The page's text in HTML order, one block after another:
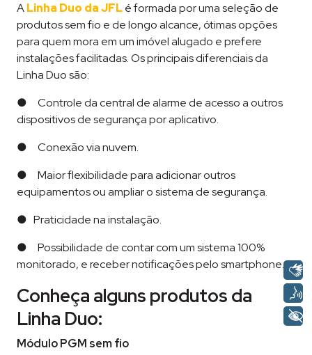
ALinha Duo da JFLé formada por uma seleção de
produtos sem fio e de longo alcance, ótimas opções
para quem mora em um imóvel alugado e prefere
instalações facilitadas. Os principais diferenciais da
Linha Duo são:
● Controle da central de alarme de acesso a outros
dispositivos de segurança por aplicativo.
● Conexão via nuvem.
● Maior flexibilidade para adicionar outros
equipamentos ou ampliar o sistema de segurança.
● Praticidade na instalação.
● Possibilidade de contar com um sistema 100%
monitorado, e receber notificações pelo smartphone.
Conheça alguns produtos da
Linha Duo:
Módulo PGM sem fio